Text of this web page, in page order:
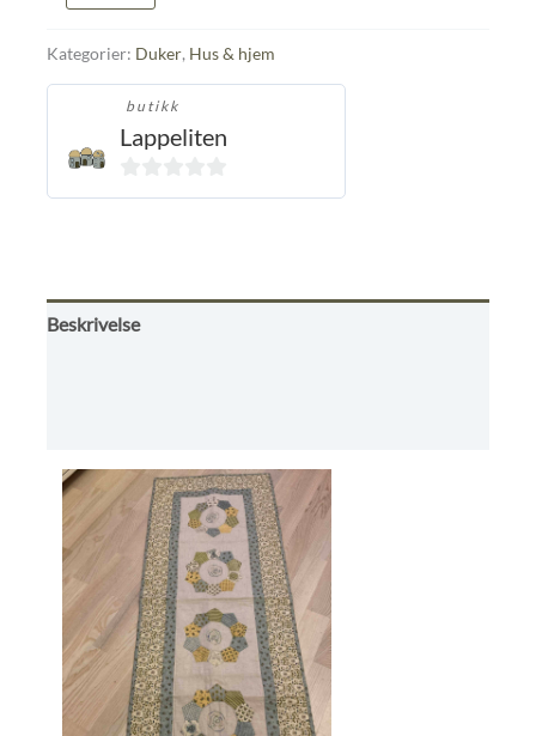
Kategorier: Duker, Hus & hjem
butikk
Lappeliten
0
Beskrivelse